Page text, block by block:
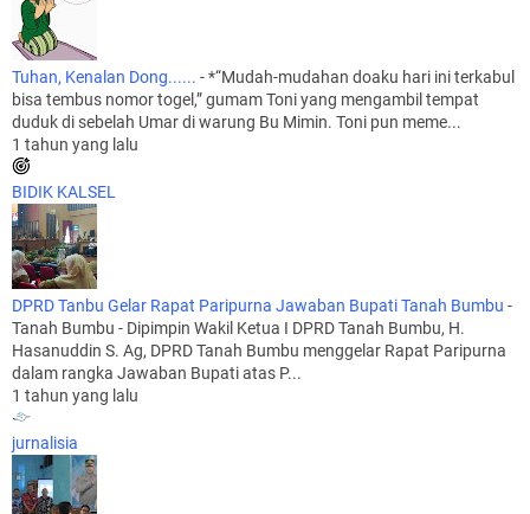
Tuhan, Kenalan Dong...... -*“Mudah-mudahan doaku hari ini terkabul
bisa tembus nomor togel,” gumam Toni yang mengambil tempat
duduk di sebelah Umar di warung Bu Mimin. Toni pun meme...
1 tahun yang lalu
BIDIK KALSEL
DPRD Tanbu Gelar Rapat Paripurna Jawaban Bupati Tanah Bumbu -
Tanah Bumbu - Dipimpin Wakil Ketua I DPRD Tanah Bumbu, H.
Hasanuddin S. Ag, DPRD Tanah Bumbu menggelar Rapat Paripurna
dalam rangka Jawaban Bupati atas P...
1 tahun yang lalu
jurnalisia